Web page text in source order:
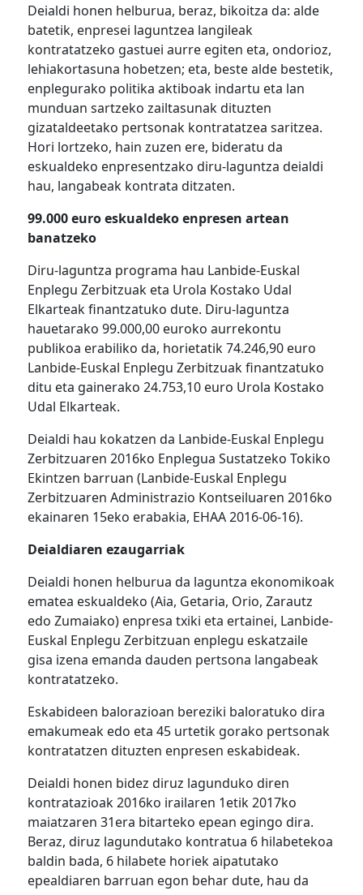
Deialdi honen helburua, beraz, bikoitza da: alde
batetik, enpresei laguntzea langileak
kontratatzeko gastuei aurre egiten eta, ondorioz,
lehiakortasuna hobetzen; eta, beste alde bestetik,
enplegurako politika aktiboak indartu eta lan
munduan sartzeko zailtasunak dituzten
gizataldeetako pertsonak kontratatzea saritzea.
Hori lortzeko, hain zuzen ere, bideratu da
eskualdeko enpresentzako diru-laguntza deialdi
hau, langabeak kontrata ditzaten.
99.000 euro eskualdeko enpresen artean
banatzeko
Diru-laguntza programa hau Lanbide-Euskal
Enplegu Zerbitzuak eta Urola Kostako Udal
Elkarteak finantzatuko dute. Diru-laguntza
hauetarako 99.000,00 euroko aurrekontu
publikoa erabiliko da, horietatik 74.246,90 euro
Lanbide-Euskal Enplegu Zerbitzuak finantzatuko
ditu eta gainerako 24.753,10 euro Urola Kostako
Udal Elkarteak.
Deialdi hau kokatzen da Lanbide-Euskal Enplegu
Zerbitzuaren 2016ko Enplegua Sustatzeko Tokiko
Ekintzen barruan (Lanbide-Euskal Enplegu
Zerbitzuaren Administrazio Kontseiluaren 2016ko
ekainaren 15eko erabakia, EHAA 2016-06-16).
Deialdiaren ezaugarriak
Deialdi honen helburua da laguntza ekonomikoak
ematea eskualdeko (Aia, Getaria, Orio, Zarautz
edo Zumaiako) enpresa txiki eta ertainei, Lanbide-
Euskal Enplegu Zerbitzuan enplegu eskatzaile
gisa izena emanda dauden pertsona langabeak
kontratatzeko.
Eskabideen balorazioan bereziki baloratuko dira
emakumeak edo eta 45 urtetik gorako pertsonak
kontratatzen dituzten enpresen eskabideak.
Deialdi honen bidez diruz lagunduko diren
kontratazioak 2016ko irailaren 1etik 2017ko
maiatzaren 31era bitarteko epean egingo dira.
Beraz, diruz lagundutako kontratua 6 hilabetekoa
baldin bada, 6 hilabete horiek aipatutako
epealdiaren barruan egon behar dute, hau da